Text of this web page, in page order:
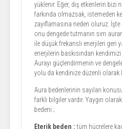
yüklenir. Eğer, dış etkenlerin bizi
farkında olmazsak, istemeden
zayıflamasına neden oluruz.
onu dengede tutmanın sırrı
ile düşük frekanslı enerjileri geri
enerjilerin baskısından
Aurayı güçlendirmenin ve
yolu da kendinize düzenli olarak
Aura bedenlerinin sayıları
farklı bilgiler vardır. Yaygın
bedeni ;
Eterik beden : tüm hücrelere